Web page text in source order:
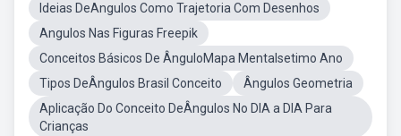
Ideias DeAngulos Como Trajetoria Com Desenhos
Angulos Nas Figuras Freepik
Conceitos Básicos De ÂnguloMapa Mentalsetimo Ano
Tipos DeÂngulos Brasil Conceito
Ângulos Geometria
Aplicação Do Conceito DeÂngulos No DIA a DIA Para
Crianças